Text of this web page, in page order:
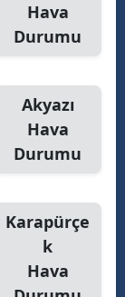
Hava
Durumu
Akyazı
Hava
Durumu
Karapürçe
k
Hava